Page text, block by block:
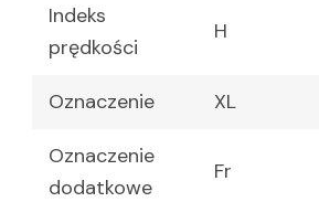
Indeks
prędkości
H
Oznaczenie XL
Oznaczenie
dodatkowe
Fr